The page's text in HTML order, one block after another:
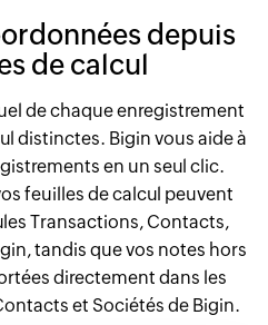
depuis
de calcul
de chaque enregistrement
distinctes. Bigin vous aide à
en un seul clic.
feuilles de calcul peuvent
Transactions, Contacts,
tandis que vos notes hors
directement dans les
et Sociétés de Bigin.